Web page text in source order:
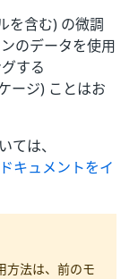
を含む) の微調
のデータを使用
する
ージ) ことはお
ては、
ドキュメントをイ
方法は、前のモ